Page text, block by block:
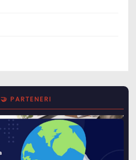
🤝 PARTENERI